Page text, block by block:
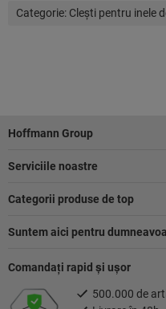
Categorie: Cleşti pentru inele
Footer
Hoffmann Group
Serviciile noastre
Categorii produse de top
Suntem aici pentru
Comandaţi rapid şi uşor
500.000 de